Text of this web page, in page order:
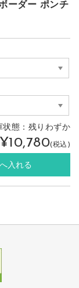
ーダー ポンチ
態： 残りわずか
¥10,780(税込)